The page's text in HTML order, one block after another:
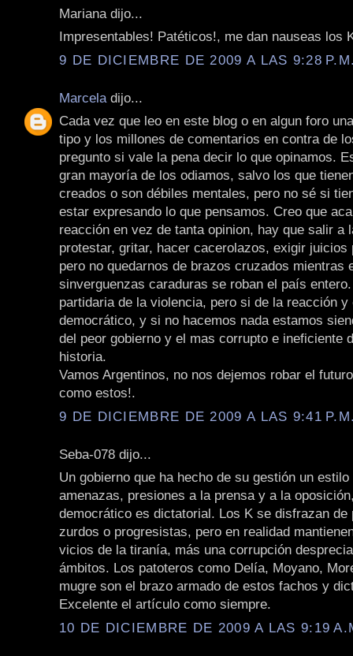
Mariana dijo...
Impresentables! Patéticos!, me dan nauseas los
9 DE DICIEMBRE DE 2009 A LAS 9:28
Marcela dijo...
Cada vez que leo en este blog o en algun foro
tipo y los millones de comentarios en contra de
pregunto si vale la pena decir lo que opinamos.
gran mayoría de los odiamos, salvo los que
creados o son débiles mentales, pero no sé si
estar expresando lo que pensamos. Creo que
reacción en vez de tanta opinion, hay que salir a
protestar, gritar, hacer cacerolazos, exigir
pero no quedarnos de brazos cruzados mientras
sinverguenzas caraduras se roban el país
partidaria de la violencia, pero si de la reacción y
democrático, y si no hacemos nada estamos
del peor gobierno y el mas corrupto e ineficiente
historia.
Vamos Argentinos, no nos dejemos robar el
como estos!.
9 DE DICIEMBRE DE 2009 A LAS 9:41
Seba-078 dijo...
Un gobierno que ha hecho de su gestión un
amenazas, presiones a la prensa y a la
democrático es dictatorial. Los K se disfrazan de
zurdos o progresistas, pero en realidad
vicios de la tiranía, más una corrupción
ámbitos. Los patoteros como Delía, Moyano,
mugre son el brazo armado de estos fachos y
Excelente el artículo como siempre.
10 DE DICIEMBRE DE 2009 A LAS 9:19